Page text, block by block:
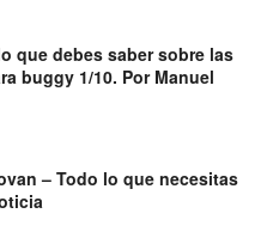
que debes saber sobre las
buggy 1/10. Por Manuel
– Todo lo que necesitas